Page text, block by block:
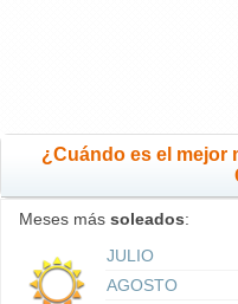
¿Cuándo es el mejor
Meses más soleados:
JULIO
AGOSTO